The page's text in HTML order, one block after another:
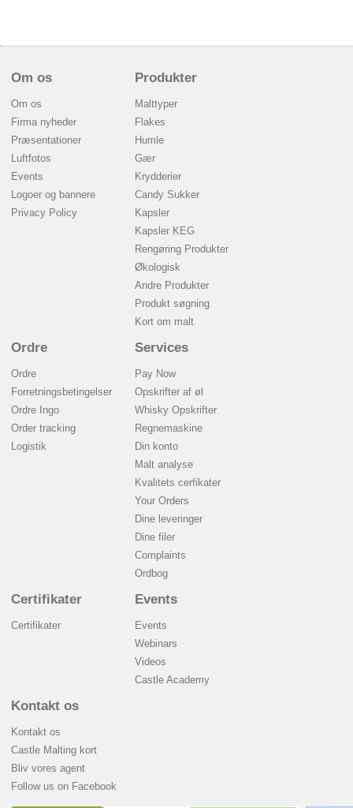
Om os
Om os
Firma nyheder
Præsentationer
Luftfotos
Events
Logoer og bannere
Privacy Policy
Produkter
Malttyper
Flakes
Humle
Gær
Krydderier
Candy Sukker
Kapsler
Kapsler KEG
Rengøring Produkter
Økologisk
Andre Produkter
Produkt søgning
Kort om malt
Ordre
Ordre
Forretningsbetingelser
Ordre Ingo
Order tracking
Logistik
Services
Pay Now
Opskrifter af øl
Whisky Opskrifter
Regnemaskine
Din konto
Malt analyse
Kvalitets cerfikater
Your Orders
Dine leveringer
Dine filer
Complaints
Ordbog
Certifikater
Certifikater
Events
Events
Webinars
Videos
Castle Academy
Kontakt os
Kontakt os
Castle Malting kort
Bliv vores agent
Follow us on Facebook